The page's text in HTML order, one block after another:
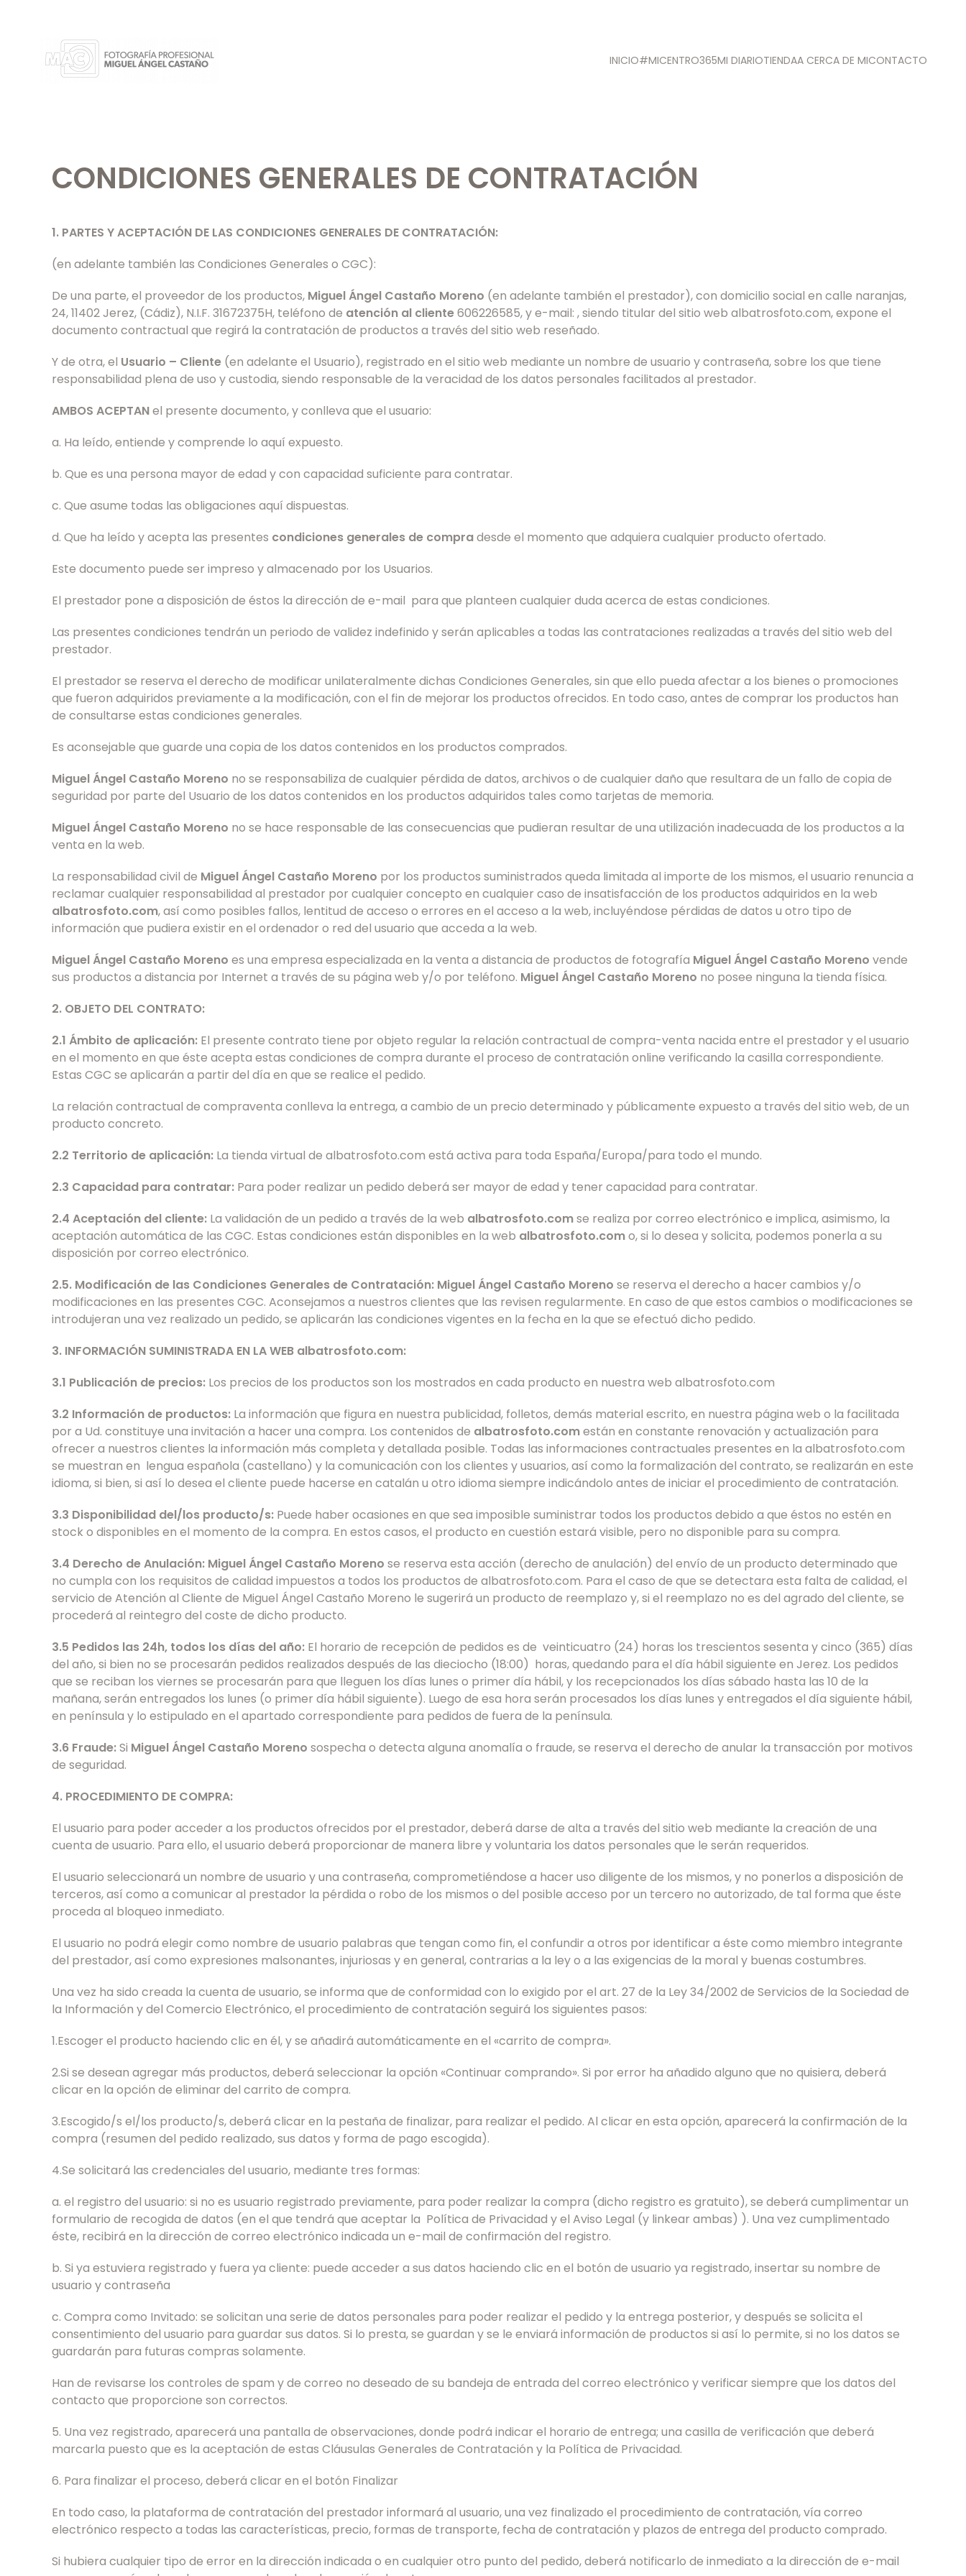
Skip
to
main
INICIO#MICENTRO365MI DIARIOTIENDAA CERCA DE MICONTACTO
CONDICIONES GENERALES DE CONTRATACIÓN
1. PARTES Y ACEPTACIÓN DE LAS CONDICIONES GENERALES DE CONTRATACIÓN:
(en adelante también las Condiciones Generales o CGC):
De una parte, el proveedor de los productos, Miguel Ángel Castaño Moreno (en adelante también el prestador), con domicilio social en calle naranjas,
24, 11402 Jerez, (Cádiz), N.I.F. 31672375H, teléfono de atención al cliente606226585, y e-mail: , siendo titular del sitio web albatrosfoto.com, expone el
documento contractual que regirá la contratación de productos a través del sitio web reseñado.
Y de otra, el Usuario – Cliente (en adelante el Usuario), registrado en el sitio web mediante un nombre de usuario y contraseña, sobre los que tiene
responsabilidad plena de uso y custodia, siendo responsable de la veracidad de los datos personales facilitados al prestador.
AMBOS ACEPTANel presente documento, y conlleva que el usuario:
a. Ha leído, entiende y comprende lo aquí expuesto.
b. Que es una persona mayor de edad y con capacidad suficiente para contratar.
c. Que asume todas las obligaciones aquí dispuestas.
d. Que ha leído y acepta las presentes condiciones generales de compradesde el momento que adquiera cualquier producto ofertado.
Este documento puede ser impreso y almacenado por los Usuarios.
El prestador pone a disposición de éstos la dirección de e-mail para que planteen cualquier duda acerca de estas condiciones.
Las presentes condiciones tendrán un periodo de validez indefinido y serán aplicables a todas las contrataciones realizadas a través del sitio web del
prestador.
El prestador se reserva el derecho de modificar unilateralmente dichas Condiciones Generales, sin que ello pueda afectar a los bienes o promociones
que fueron adquiridos previamente a la modificación, con el fin de mejorar los productos ofrecidos. En todo caso, antes de comprar los productos han
de consultarse estas condiciones generales.
Es aconsejable que guarde una copia de los datos contenidos en los productos comprados.
Miguel Ángel Castaño Moreno no se responsabiliza de cualquier pérdida de datos, archivos o de cualquier daño que resultara de un fallo de copia de
seguridad por parte del Usuario de los datos contenidos en los productos adquiridos tales como tarjetas de memoria.
Miguel Ángel Castaño Moreno no se hace responsable de las consecuencias que pudieran resultar de una utilización inadecuada de los productos a la
venta en la web.
La responsabilidad civil de Miguel Ángel Castaño Moreno por los productos suministrados queda limitada al importe de los mismos, el usuario renuncia a
reclamar cualquier responsabilidad al prestador por cualquier concepto en cualquier caso de insatisfacción de los productos adquiridos en la web
albatrosfoto.com, así como posibles fallos, lentitud de acceso o errores en el acceso a la web, incluyéndose pérdidas de datos u otro tipo de
información que pudiera existir en el ordenador o red del usuario que acceda a la web.
Miguel Ángel Castaño Moreno es una empresa especializada en la venta a distancia de productos de fotografía Miguel Ángel Castaño Moreno vende
sus productos a distancia por Internet a través de su página web y/o por teléfono. Miguel Ángel Castaño Moreno no posee ninguna la tienda física.
2. OBJETO DEL CONTRATO:
2.1 Ámbito de aplicación: El presente contrato tiene por objeto regular la relación contractual de compra-venta nacida entre el prestador y el usuario
en el momento en que éste acepta estas condiciones de compra durante el proceso de contratación online verificando la casilla correspondiente.
Estas CGC se aplicarán a partir del día en que se realice el pedido.
La relación contractual de compraventa conlleva la entrega, a cambio de un precio determinado y públicamente expuesto a través del sitio web, de un
producto concreto.
2.2 Territorio de aplicación: La tienda virtual de albatrosfoto.com está activa para toda España/Europa/para todo el mundo.
2.3 Capacidad para contratar: Para poder realizar un pedido deberá ser mayor de edad y tener capacidad para contratar.
2.4 Aceptación del cliente: La validación de un pedido a través de la web albatrosfoto.comse realiza por correo electrónico e implica, asimismo, la
aceptación automática de las CGC. Estas condiciones están disponibles en la web albatrosfoto.como, si lo desea y solicita, podemos ponerla a su
disposición por correo electrónico.
2.5. Modificación de las Condiciones Generales de Contratación: Miguel Ángel Castaño Moreno se reserva el derecho a hacer cambios y/o
modificaciones en las presentes CGC. Aconsejamos a nuestros clientes que las revisen regularmente. En caso de que estos cambios o modificaciones se
introdujeran una vez realizado un pedido, se aplicarán las condiciones vigentes en la fecha en la que se efectuó dicho pedido.
3. INFORMACIÓN SUMINISTRADA EN LA WEB albatrosfoto.com:
3.1 Publicación de precios: Los precios de los productos son los mostrados en cada producto en nuestra web albatrosfoto.com
3.2 Información de productos: La información que figura en nuestra publicidad, folletos, demás material escrito, en nuestra página web o la facilitada
por a Ud. constituye una invitación a hacer una compra. Los contenidos de albatrosfoto.comestán en constante renovación y actualización para
ofrecer a nuestros clientes la información más completa y detallada posible. Todas las informaciones contractuales presentes en la albatrosfoto.com
se muestran en lengua española (castellano) y la comunicación con los clientes y usuarios, así como la formalización del contrato, se realizarán en este
idioma, si bien, si así lo desea el cliente puede hacerse en catalán u otro idioma siempre indicándolo antes de iniciar el procedimiento de contratación.
3.3 Disponibilidad del/los producto/s: Puede haber ocasiones en que sea imposible suministrar todos los productos debido a que éstos no estén en
stock o disponibles en el momento de la compra. En estos casos, el producto en cuestión estará visible, pero no disponible para su compra.
3.4 Derecho de Anulación: Miguel Ángel Castaño Moreno se reserva esta acción (derecho de anulación) del envío de un producto determinado que
no cumpla con los requisitos de calidad impuestos a todos los productos de albatrosfoto.com. Para el caso de que se detectara esta falta de calidad, el
servicio de Atención al Cliente de Miguel Ángel Castaño Moreno le sugerirá un producto de reemplazo y, si el reemplazo no es del agrado del cliente, se
procederá al reintegro del coste de dicho producto.
3.5 Pedidos las 24h, todos los días del año: El horario de recepción de pedidos es de veinticuatro (24) horas los trescientos sesenta y cinco (365) días
del año, si bien no se procesarán pedidos realizados después de las dieciocho (18:00) horas, quedando para el día hábil siguiente en Jerez. Los pedidos
que se reciban los viernes se procesarán para que lleguen los días lunes o primer día hábil, y los recepcionados los días sábado hasta las 10 de la
mañana, serán entregados los lunes (o primer día hábil siguiente). Luego de esa hora serán procesados los días lunes y entregados el día siguiente hábil,
en península y lo estipulado en el apartado correspondiente para pedidos de fuera de la península.
3.6 Fraude:Si Miguel Ángel Castaño Moreno sospecha o detecta alguna anomalía o fraude, se reserva el derecho de anular la transacción por motivos
de seguridad.
4. PROCEDIMIENTO DE COMPRA:
El usuario para poder acceder a los productos ofrecidos por el prestador, deberá darse de alta a través del sitio web mediante la creación de una
cuenta de usuario. Para ello, el usuario deberá proporcionar de manera libre y voluntaria los datos personales que le serán requeridos.
El usuario seleccionará un nombre de usuario y una contraseña, comprometiéndose a hacer uso diligente de los mismos, y no ponerlos a disposición de
terceros, así como a comunicar al prestador la pérdida o robo de los mismos o del posible acceso por un tercero no autorizado, de tal forma que éste
proceda al bloqueo inmediato.
El usuario no podrá elegir como nombre de usuario palabras que tengan como fin, el confundir a otros por identificar a éste como miembro integrante
del prestador, así como expresiones malsonantes, injuriosas y en general, contrarias a la ley o a las exigencias de la moral y buenas costumbres.
Una vez ha sido creada la cuenta de usuario, se informa que de conformidad con lo exigido por el art. 27 de la Ley 34/2002 de Servicios de la Sociedad de
la Información y del Comercio Electrónico, el procedimiento de contratación seguirá los siguientes pasos:
1.Escoger el producto haciendo clic en él, y se añadirá automáticamente en el «carrito de compra».
2.Si se desean agregar más productos, deberá seleccionar la opción «Continuar comprando». Si por error ha añadido alguno que no quisiera, deberá
clicar en la opción de eliminar del carrito de compra.
3.Escogido/s el/los producto/s, deberá clicar en la pestaña de finalizar, para realizar el pedido. Al clicar en esta opción, aparecerá la confirmación de la
compra (resumen del pedido realizado, sus datos y forma de pago escogida).
4.Se solicitará las credenciales del usuario, mediante tres formas:
a. el registro del usuario: si no es usuario registrado previamente, para poder realizar la compra (dicho registro es gratuito), se deberá cumplimentar un
formulario de recogida de datos (en el que tendrá que aceptar la Política de Privacidad y el Aviso Legal (y linkear ambas) ). Una vez cumplimentado
éste, recibirá en la dirección de correo electrónico indicada un e-mail de confirmación del registro.
b. Si ya estuviera registrado y fuera ya cliente: puede acceder a sus datos haciendo clic en el botón de usuario ya registrado, insertar su nombre de
usuario y contraseña
c. Compra como Invitado: se solicitan una serie de datos personales para poder realizar el pedido y la entrega posterior, y después se solicita el
consentimiento del usuario para guardar sus datos. Si lo presta, se guardan y se le enviará información de productos si así lo permite, si no los datos se
guardarán para futuras compras solamente.
Han de revisarse los controles de spam y de correo no deseado de su bandeja de entrada del correo electrónico y verificar siempre que los datos del
contacto que proporcione son correctos.
5. Una vez registrado, aparecerá una pantalla de observaciones, donde podrá indicar el horario de entrega; una casilla de verificación que deberá
marcarla puesto que es la aceptación de estas Cláusulas Generales de Contratación y la Política de Privacidad.
6. Para finalizar el proceso, deberá clicar en el botón Finalizar
En todo caso, la plataforma de contratación del prestador informará al usuario, una vez finalizado el procedimiento de contratación, vía correo
electrónico respecto a todas las características, precio, formas de transporte, fecha de contratación y plazos de entrega del producto comprado.
Si hubiera cualquier tipo de error en la dirección indicada o en cualquier otro punto del pedido, deberá notificarlo de inmediato a la dirección de e-mail